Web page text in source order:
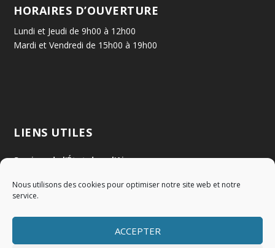
Nous utilisons des cookies pour optimiser notre site web et notre
service.
ACCEPTER
HORAIRES D’OUVERTURE
Lundi et Jeudi de 9h00 à 12h00
Mardi et Vendredi de 15h00 à 19h00
LIENS UTILES
Services de l'État dans l'Ain
Communauté de Communes Val de Saône Centre
SMIDOM